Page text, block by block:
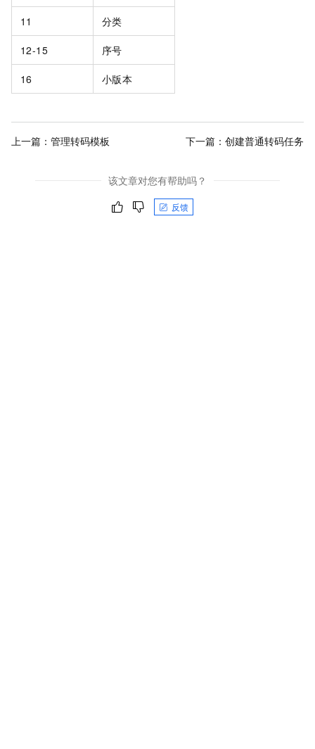
11 分类
12-15 序号
16 小版本
上一篇： 管理转码模板 下一篇： 创建普通转码任务
该文章对您有帮助吗？
反馈